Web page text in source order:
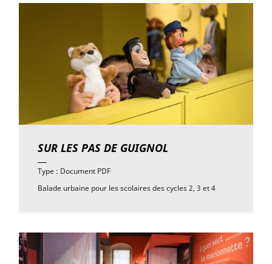
SUR LES PAS DE GUIGNOL
Type : Document PDF
Balade urbaine pour les scolaires des cycles 2, 3 et 4